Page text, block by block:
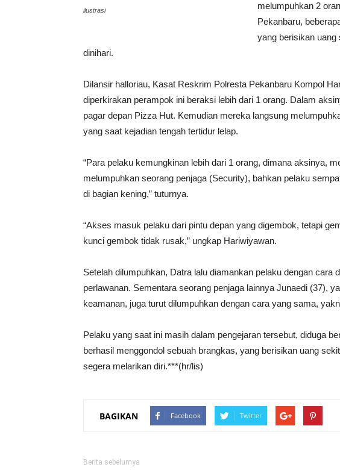
ilustrasi
melumpuhkan 2
Pekanbaru,
yang berisikan uang
dinihari.
Dilansir halloriau, Kasat Reskrim Polresta Pekanbaru Kompol
diperkirakan perampok ini beraksi lebih dari 1 orang. Dalam
pagar depan Pizza Hut. Kemudian mereka langsung
yang saat kejadian tengah tertidur lelap.
“Para pelaku kemungkinan lebih dari 1 orang, dimana aksinya,
melumpuhkan seorang penjaga (Security), bahkan pelaku
di bagian kening,” tuturnya.
“Akses masuk pelaku dari pintu depan yang digembok, tetapi
kunci gembok tidak rusak,” ungkap Hariwiyawan.
Setelah dilumpuhkan, Datra lalu diamankan pelaku dengan cara
perlawanan. Sementara seorang penjaga lainnya Junaedi (37),
keamanan, juga turut dilumpuhkan dengan cara yang sama,
Pelaku yang saat ini masih dalam pengejaran tersebut, diduga
berhasil menggondol sebuah brangkas, yang berisikan uang
segera melarikan diri.***(hr/lis)
BAGIKAN Facebook Twitter
Berita sebelumya